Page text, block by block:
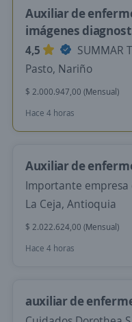
Auxiliar de
imágenes
4,5
SUMMAR
Pasto, Nariño
$ 2.000.947,00 (Mensual)
Hace 4 horas
Auxiliar de
Importante empresa
La Ceja, Antioquia
$ 2.022.624,00 (Mensual)
Hace 4 horas
auxiliar de